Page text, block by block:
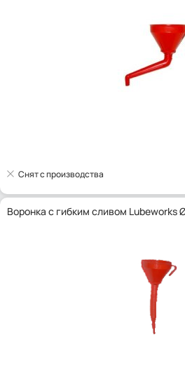
Снят с производства
Воронка с гибким сливом Lubeworks